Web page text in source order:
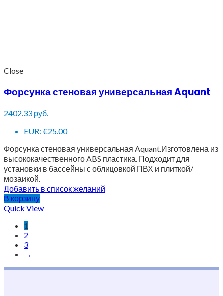
Close
Форсунка стеновая универсальная Aquant
2402.33 руб.
EUR: €25.00
Форсунка стеновая универсальная Aquant.Изготовлена из
высококачественного ABS пластика. Подходит для
установки в бассейны с облицовкой ПВХ и плиткой/
мозаикой.
Добавить в список желаний
В корзину
Quick View
1
2
3
→